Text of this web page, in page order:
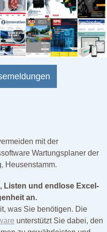
mit der
Wartungsplaner der
Heusenstamm.
Listen und endlose Excel-
an.
was Sie benötigen. Die
unterstützt Sie dabei, den